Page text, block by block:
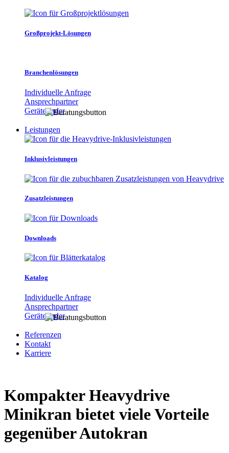
Großprojekt-Lösungen
Branchenlösungen
Individuelle Anfrage
Ansprechpartner
Gerätefinder
Leistungen
Inklusivleistungen
Zusatzleistungen
Downloads
Katalog
Individuelle Anfrage
Ansprechpartner
Gerätefinder
Referenzen
Kontakt
Karriere
Kompakter Heavydrive
Minikran bietet viele Vorteile
gegenüber Autokran